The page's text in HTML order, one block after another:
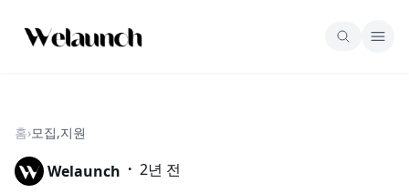
홈›모집,지원
Welaunch · 2년 전